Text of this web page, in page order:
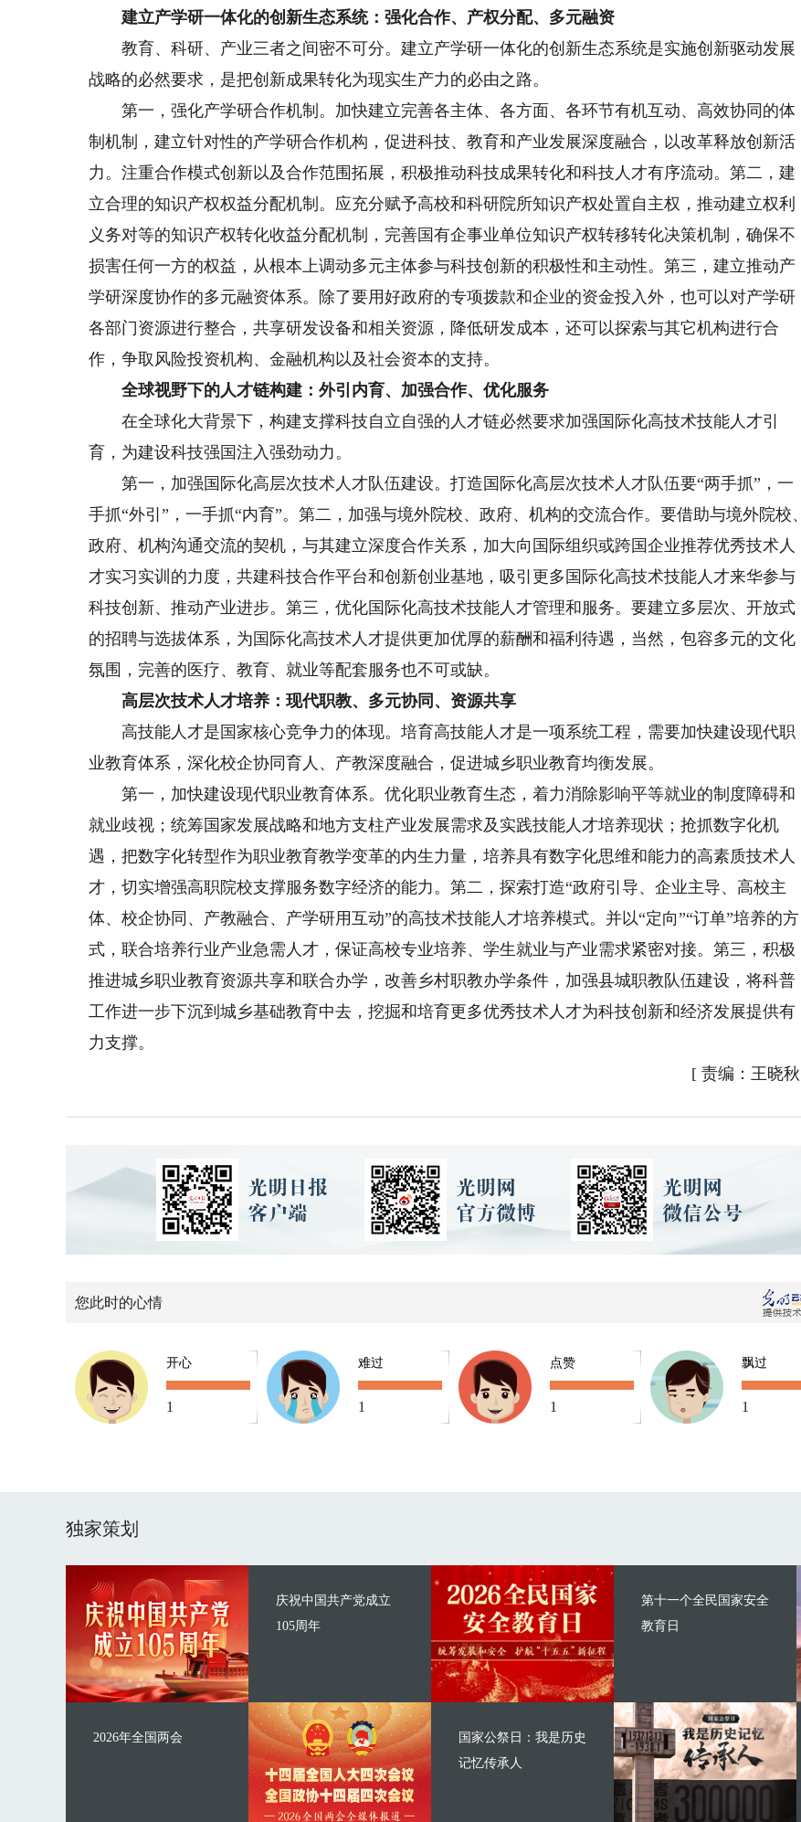
建立产学研一体化的创新生态系统：强化合作、产权分配、多元融资
教育、科研、产业三者之间密不可分。建立产学研一体化的创新生态系统是实施创新驱动发展
战略的必然要求，是把创新成果转化为现实生产力的必由之路。
第一，强化产学研合作机制。加快建立完善各主体、各方面、各环节有机互动、高效协同的体
制机制，建立针对性的产学研合作机构，促进科技、教育和产业发展深度融合，以改革释放创新活
力。注重合作模式创新以及合作范围拓展，积极推动科技成果转化和科技人才有序流动。第二，建
立合理的知识产权权益分配机制。应充分赋予高校和科研院所知识产权处置自主权，推动建立权利
义务对等的知识产权转化收益分配机制，完善国有企事业单位知识产权转移转化决策机制，确保不
损害任何一方的权益，从根本上调动多元主体参与科技创新的积极性和主动性。第三，建立推动产
学研深度协作的多元融资体系。除了要用好政府的专项拨款和企业的资金投入外，也可以对产学研
各部门资源进行整合，共享研发设备和相关资源，降低研发成本，还可以探索与其它机构进行合
作，争取风险投资机构、金融机构以及社会资本的支持。
全球视野下的人才链构建：外引内育、加强合作、优化服务
在全球化大背景下，构建支撑科技自立自强的人才链必然要求加强国际化高技术技能人才引
育，为建设科技强国注入强劲动力。
第一，加强国际化高层次技术人才队伍建设。打造国际化高层次技术人才队伍要“两手抓”，一
手抓“外引”，一手抓“内育”。第二，加强与境外院校、政府、机构的交流合作。要借助与境外院校、
政府、机构沟通交流的契机，与其建立深度合作关系，加大向国际组织或跨国企业推荐优秀技术人
才实习实训的力度，共建科技合作平台和创新创业基地，吸引更多国际化高技术技能人才来华参与
科技创新、推动产业进步。第三，优化国际化高技术技能人才管理和服务。要建立多层次、开放式
的招聘与选拔体系，为国际化高技术人才提供更加优厚的薪酬和福利待遇，当然，包容多元的文化
氛围，完善的医疗、教育、就业等配套服务也不可或缺。
高层次技术人才培养：现代职教、多元协同、资源共享
高技能人才是国家核心竞争力的体现。培育高技能人才是一项系统工程，需要加快建设现代职
业教育体系，深化校企协同育人、产教深度融合，促进城乡职业教育均衡发展。
第一，加快建设现代职业教育体系。优化职业教育生态，着力消除影响平等就业的制度障碍和
就业歧视；统筹国家发展战略和地方支柱产业发展需求及实践技能人才培养现状；抢抓数字化机
遇，把数字化转型作为职业教育教学变革的内生力量，培养具有数字化思维和能力的高素质技术人
才，切实增强高职院校支撑服务数字经济的能力。第二，探索打造“政府引导、企业主导、高校主
体、校企协同、产教融合、产学研用互动”的高技术技能人才培养模式。并以“定向”“订单”培养的方
式，联合培养行业产业急需人才，保证高校专业培养、学生就业与产业需求紧密对接。第三，积极
推进城乡职业教育资源共享和联合办学，改善乡村职教办学条件，加强县城职教队伍建设，将科普
工作进一步下沉到城乡基础教育中去，挖掘和培育更多优秀技术人才为科技创新和经济发展提供有
力支撑。
[ 责编：王晓秋
您此时的心情
开心
1
难过
1
点赞
1
飘过
1
独家策划
庆祝中国共产党成立
105周年
2026年全国两会
第十一个全民国家安全
教育日
国家公祭日：我是历史
记忆传承人